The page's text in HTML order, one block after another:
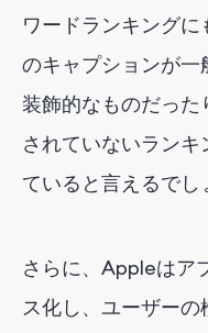
ワードランキング
のキャプションが一
装飾的なものだった
されていないラン
ていると言えるでし
さらに、Appleはア
ス化し、ユーザー